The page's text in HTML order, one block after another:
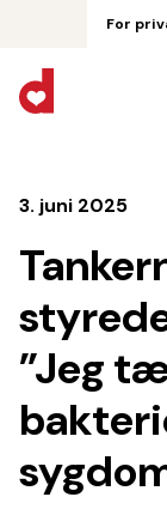
For
3. juni 2025
”Jeg